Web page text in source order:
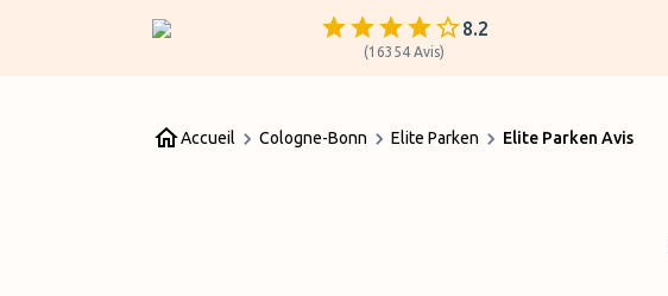
8.2
(16354 Avis)
Accueil Cologne-Bonn Elite Parken Elite Parken Avis